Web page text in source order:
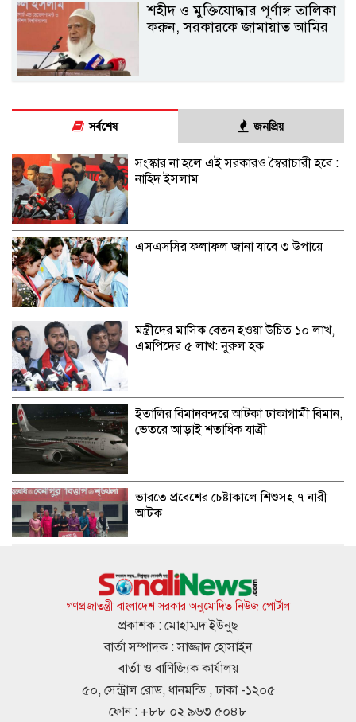
শহীদ ও মুক্তিযোদ্ধার পূর্ণাঙ্গ তালিকা
করুন, সরকারকে জামায়াত আমির
সর্বশেষ জনপ্রিয়
সংস্কার না হলে এই সরকারও স্বৈরাচারী হবে :
নাহিদ ইসলাম
এসএসসির ফলাফল জানা যাবে ৩ উপায়ে
মন্ত্রীদের মাসিক বেতন হওয়া উচিত ১০ লাখ,
এমপিদের ৫ লাখ: নুরুল হক
ইতালির বিমানবন্দরে আটকা ঢাকাগামী বিমান,
ভেতরে আড়াই শতাধিক যাত্রী
ভারতে প্রবেশের চেষ্টাকালে শিশুসহ ৭ নারী
আটক
কুপ্রস্তাবে রাজি না হওয়ায় তরুণীকে চুরির
অপবাদ, চুল কেটে নির্যাতন
সাকিবের দেশে ফেরার কোনো সুযোগ নেই:
ক্রীড়া প্রতিমন্ত্রী
গণপ্রজাতন্ত্রী বাংলাদেশ সরকার অনুমোদিত নিউজ পোর্টাল
প্রকাশক : মোহাম্মদ ইউনুছ
বার্তা সম্পাদক : সাজ্জাদ হোসাইন
বার্তা ও বাণিজ্যিক কার্যালয়
৫০, সেন্ট্রাল রোড, ধানমন্ডি , ঢাকা -১২০৫
ফোন : +৮৮ ০২ ৯৬৩ ৫০৪৮